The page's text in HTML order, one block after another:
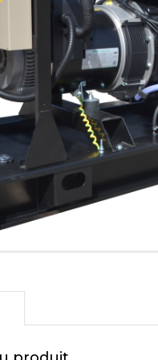
GROUPES
GAZ
MOTEURS
ALTERNATEURS
PANNEAUX DE
CAPOTAGES
TRAITEMENT